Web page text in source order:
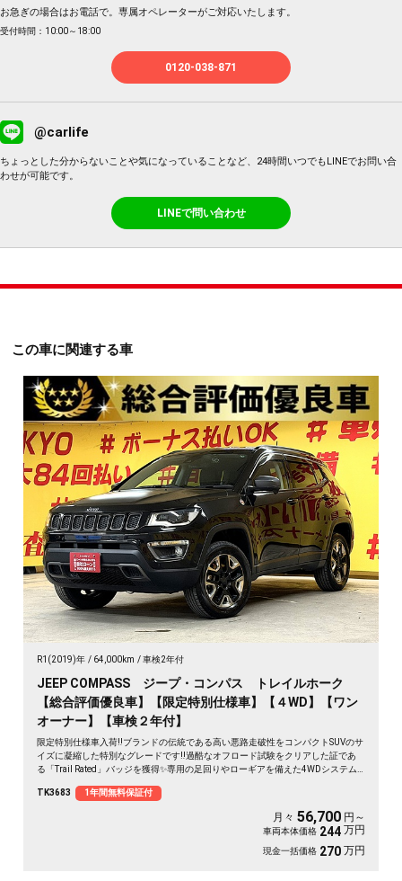
お急ぎの場合はお電話で。専属オペレーターがご対応いたします。
受付時間：10:00～18:00
0120-038-871
@carlife
ちょっとした分からないことや気になっていることなど、24時間いつでもLINEでお問い合
わせが可能です。
LINEで問い合わせ
この車に関連する車
R1(2019)年 64,000km 車検2年付
JEEP COMPASS ジープ・コンパス トレイルホーク
【総合評価優良車】【限定特別仕様車】【４WD】【ワン
オーナー】【車検２年付】
限定特別仕様車入荷‼️ブランドの伝統である高い悪路走破性をコンパクトSUVのサ
イズに凝縮した特別なグレードです‼️過酷なオフロード試験をクリアした証であ
る「Trail Rated」バッジを獲得✨専用の足回りやローギアを備えた4WDシステム
Uconnect 純正ナビ（ラジオ フルセグＴＶ Bluetooth AUX USB）📞Apple
TK3683 1年間無料保証付
月々 56,700 円～
車両本体価格 244 万円
現金一括価格 270 万円